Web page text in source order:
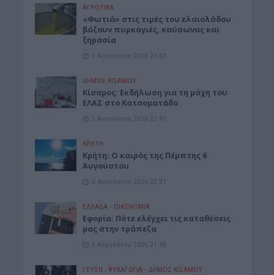
ΑΓΡΟΤΙΚΑ
«Φωτιά» στις τιμές του ελαιολάδου
βάζουν πυρκαγιές, καύσωνας και
ξηρασία
5 Αυγούστου 2026 23:03
ΔΉΜΟΣ ΚΙΣΆΜΟΥ
Κίσαμος: Εκδήλωση για τη μάχη του
ΕΛΑΣ στο Κατσοματάδο
5 Αυγούστου 2026 22:47
ΚΡΗΤΗ
Κρήτη: Ο καιρός της Πέμπτης 6
Αυγούστου
5 Αυγούστου 2026 22:31
ΕΛΛΑΔΑ • ΟΙΚΟΝΟΜΙΑ
Εφορία: Πότε ελέγχει τις καταθέσεις
μας στην τράπεζα
5 Αυγούστου 2026 21:40
ΓΕΎΣΗ - ΨΥΧΑΓΩΓΊΑ • ΔΉΜΟΣ ΚΙΣΆΜΟΥ